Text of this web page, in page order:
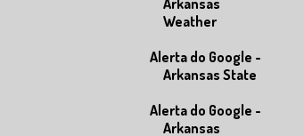
Weather
Alerta do Google -
Arkansas State
Alerta do Google -
Arkansas